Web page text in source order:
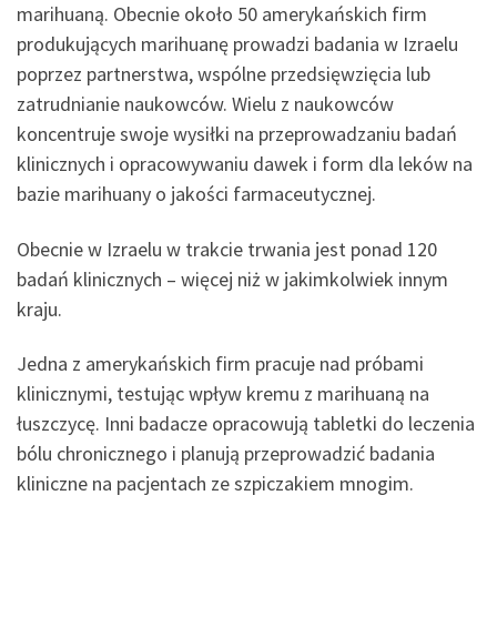
marihuaną. Obecnie około 50 amerykańskich firm
produkujących marihuanę prowadzi badania w Izraelu
poprzez partnerstwa, wspólne przedsięwzięcia lub
zatrudnianie naukowców. Wielu z naukowców
koncentruje swoje wysiłki na przeprowadzaniu badań
klinicznych i opracowywaniu dawek i form dla leków na
bazie marihuany o jakości farmaceutycznej.
Obecnie w Izraelu w trakcie trwania jest ponad 120
badań klinicznych – więcej niż w jakimkolwiek innym
kraju.
Jedna z amerykańskich firm pracuje nad próbami
klinicznymi, testując wpływ kremu z marihuaną na
łuszczycę. Inni badacze opracowują tabletki do leczenia
bólu chronicznego i planują przeprowadzić badania
kliniczne na pacjentach ze szpiczakiem mnogim.